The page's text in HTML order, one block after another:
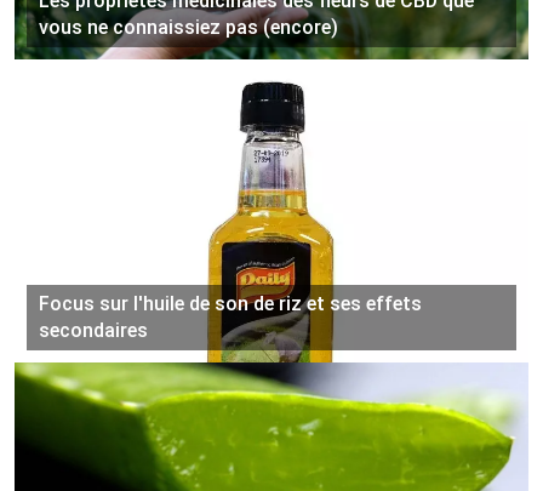
vous ne connaissiez pas (encore)
Focus sur l'huile de son de riz et ses effets
secondaires